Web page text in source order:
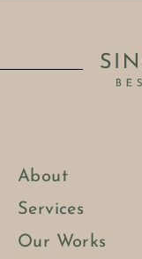
About
Services
Our Works